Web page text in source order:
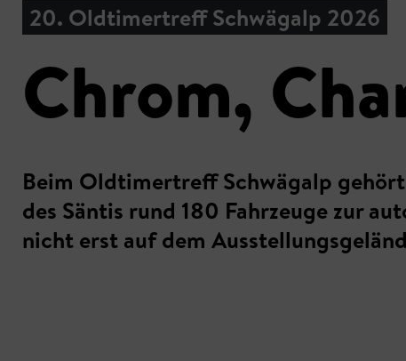
20. Oldtimertreff Schwägalp 2026
Chrom,
Beim Oldtimertreff Schwägalp
des Säntis rund 180 Fahrzeuge zur
nicht erst auf dem